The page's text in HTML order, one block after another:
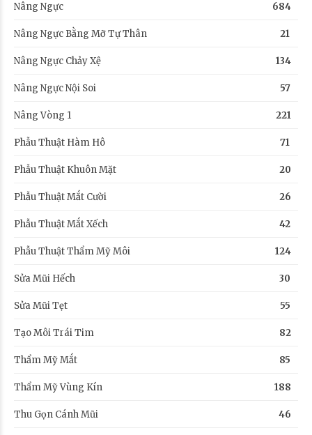
Nâng Ngực 684
Nâng Ngực Bằng Mỡ Tự Thân 21
Nâng Ngực Chảy Xệ 134
Nâng Ngực Nội Soi 57
Nâng Vòng 1 221
Phẫu Thuật Hàm Hô 71
Phẫu Thuật Khuôn Mặt 20
Phẫu Thuật Mắt Cười 26
Phẫu Thuật Mắt Xếch 42
Phẫu Thuật Thẩm Mỹ Môi 124
Sửa Mũi Hếch 30
Sửa Mũi Tẹt 55
Tạo Môi Trái Tim 82
Thẩm Mỹ Mắt 85
Thẩm Mỹ Vùng Kín 188
Thu Gọn Cánh Mũi 46